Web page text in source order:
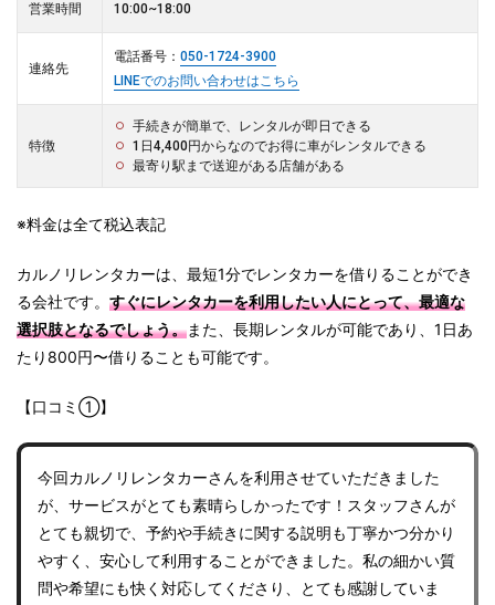
営業時間 10:00~18:00
連絡先
電話番号： 050-1724-3900
LINEでのお問い合わせはこちら
特徴
手続きが簡単で、レンタルが即日できる
1日4,400円からなのでお得に車がレンタルできる
最寄り駅まで送迎がある店舗がある
※料金は全て税込表記
カルノリレンタカーは、最短1分でレンタカーを借りることができ
る会社です。 すぐにレンタカーを利用したい人にとって、最適な
選択肢となるでしょう。また、長期レンタルが可能であり、1日あ
たり800円〜借りることも可能です。
【口コミ①】
今回カルノリレンタカーさんを利用させていただきました
が、サービスがとても素晴らしかったです！スタッフさんが
とても親切で、予約や手続きに関する説明も丁寧かつ分かり
やすく、安心して利用することができました。私の細かい質
問や希望にも快く対応してくださり、とても感謝していま